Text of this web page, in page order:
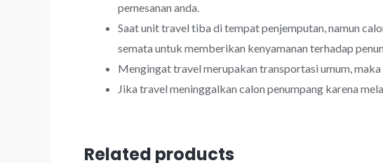
pemesanan anda.
Saat unit travel tiba di tempat penjemputan, namun
semata untuk memberikan kenyamanan terhadap
Mengingat travel merupakan transportasi umum,
Jika travel meninggalkan calon penumpang karena
Related products